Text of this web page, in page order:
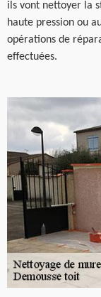
ils vont nettoyer la
haute pression ou
opérations de
effectuées.